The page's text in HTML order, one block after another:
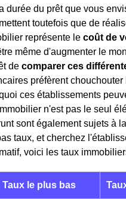
durée du prêt que vous
toutefois que de
représente le coût de
même d'augmenter le
de comparer ces
préfèrent
ces établissements
n'est pas le seul
sont également sujets à
taux, et cherchez
voici les taux
Taux le plus bas